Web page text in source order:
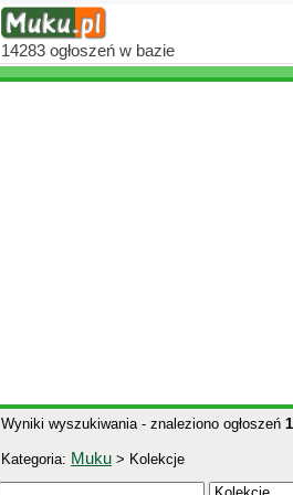
14283 ogłoszeń w bazie
Wyniki wyszukiwania - znaleziono ogłoszeń
Kategoria: Muku > Kolekcje